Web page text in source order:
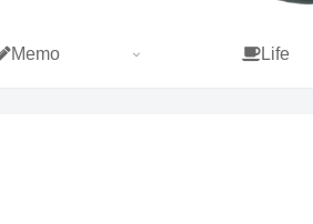
Memo Life